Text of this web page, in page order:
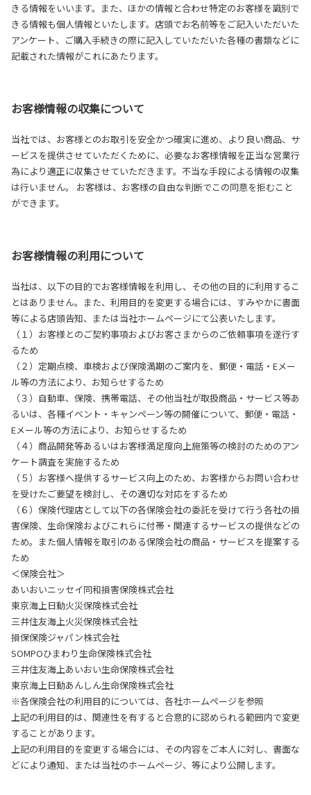
きる情報をいいます。また、ほかの情報と合わせ特定のお客様を識別で
きる情報も個人情報といたします。店頭でお名前等をご記入いただいた
アンケート、ご購入手続きの際に記入していただいた各種の書類などに
記載された情報がこれにあたります。
お客様情報の収集について
当社では、お客様とのお取引を安全かつ確実に進め、より良い商品、サ
ービスを提供させていただくために、必要なお客様情報を正当な営業行
為により適正に収集させていただきます。不当な手段による情報の収集
は行いません。 お客様は、お客様の自由な判断でこの同意を拒むこと
ができます。
お客様情報の利用について
当社は、以下の目的でお客様情報を利用し、その他の目的に利用するこ
とはありません。また、利用目的を変更する場合には、すみやかに書面
等による店頭告知、または当社ホームページにて公表いたします。
（１）お客様とのご契約事項およびお客さまからのご依頼事項を遂行す
るため
（２）定期点検、車検および保険満期のご案内を、郵便・電話・Eメー
ル等の方法により、お知らせするため
（３）自動車、保険、携帯電話、その他当社が取扱商品・サービス等あ
るいは、各種イベント・キャンペーン等の開催について、郵便・電話・
Eメール等の方法により、お知らせするため
（４）商品開発等あるいはお客様満足度向上施策等の検討のためのアン
ケート調査を実施するため
（５）お客様へ提供するサービス向上のため、お客様からお問い合わせ
を受けたご要望を検討し、その適切な対応をするため
（６）保険代理店として以下の各保険会社の委託を受けて行う各社の損
害保険、生命保険およびこれらに付帯・関連するサービスの提供などの
ため。また個人情報を取引のある保険会社の商品・サービスを提案する
ため
＜保険会社＞
あいおいニッセイ同和損害保険株式会社
東京海上日動火災保険株式会社
三井住友海上火災保険株式会社
損保保険ジャパン株式会社
SOMPOひまわり生命保険株式会社
三井住友海上あいおい生命保険株式会社
東京海上日動あんしん生命保険株式会社
※各保険会社の利用目的については、各社ホームページを参照
上記の利用目的は、関連性を有すると合意的に認められる範囲内で変更
することがあります。
上記の利用目的を変更する場合には、その内容をご本人に対し、書面な
どにより通知、または当社のホームページ、等により公開します。